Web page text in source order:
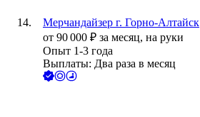
Мерчандайзер г. Горно-Алтайск
от 90 000 ₽ за месяц, на руки
Опыт 1-3 года
Выплаты: Два раза в месяц